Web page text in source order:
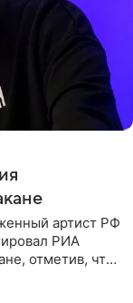
артист РФ
РИА
отметив, что